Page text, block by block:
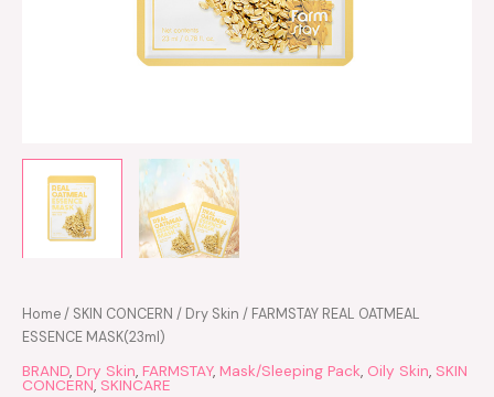
Home/ SKIN CONCERN / Dry Skin / FARMSTAY REAL OATMEAL
ESSENCE MASK(23ml)
BRAND, Dry Skin, FARMSTAY, Mask/Sleeping Pack, Oily Skin, SKIN
CONCERN, SKINCARE